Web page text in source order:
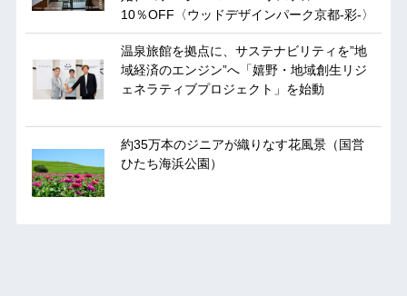
10％OFF〈ウッドデザインパーク京都-彩-〉
温泉旅館を拠点に、サステナビリティを”地
域経済のエンジン”へ「嬉野・地域創生リジ
ェネラティブプロジェクト」を始動
約35万本のジニアが織りなす花風景（国営
ひたち海浜公園）